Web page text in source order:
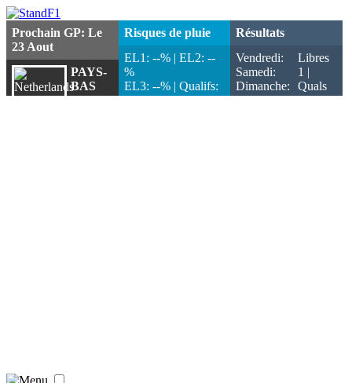
Prochain GP: Le
23 Aout
PAYS-
BAS
Risques de pluie
EL1: --% | EL2: --
%
EL3: --% | Qualifs:
--%
Résultats
Vendredi:
Samedi:
Dimanche:
Libres
1 |
Quals
Sprint